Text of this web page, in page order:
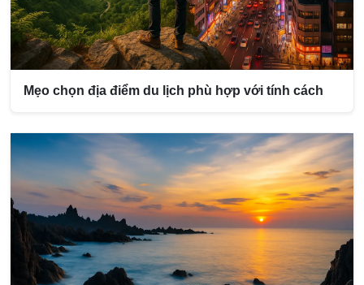
Mẹo chọn địa điểm du lịch phù hợp với tính cách